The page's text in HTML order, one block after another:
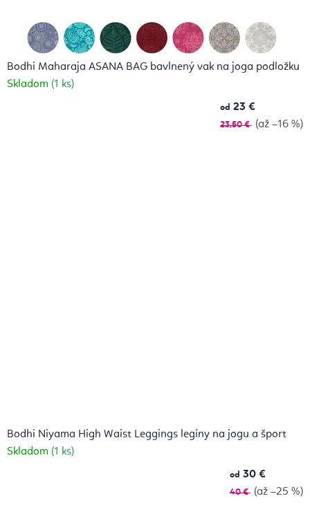
Bodhi Maharaja ASANA BAG bavlnený vak na joga podložku
Skladom (1 ks)
od 23 €
23,50 € (až –16 %)
Bodhi Niyama High Waist Leggings legíny na jogu a šport
Skladom (1 ks)
od 30 €
40 € (až –25 %)